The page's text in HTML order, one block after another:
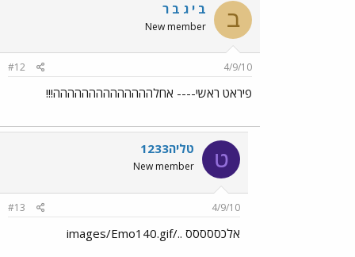
ב ב י ג ב ר
New member
4/9/10
#12
פיראט ראשי---- אחלהההההההההההההה!!!
ט טליה1233
New member
4/9/10
#13
אלכססססס ../images/Emo140.gif